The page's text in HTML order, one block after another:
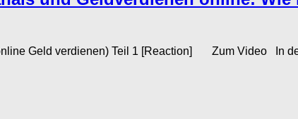
Geld verdienen) Teil 1 [Reaction] Zum Video In